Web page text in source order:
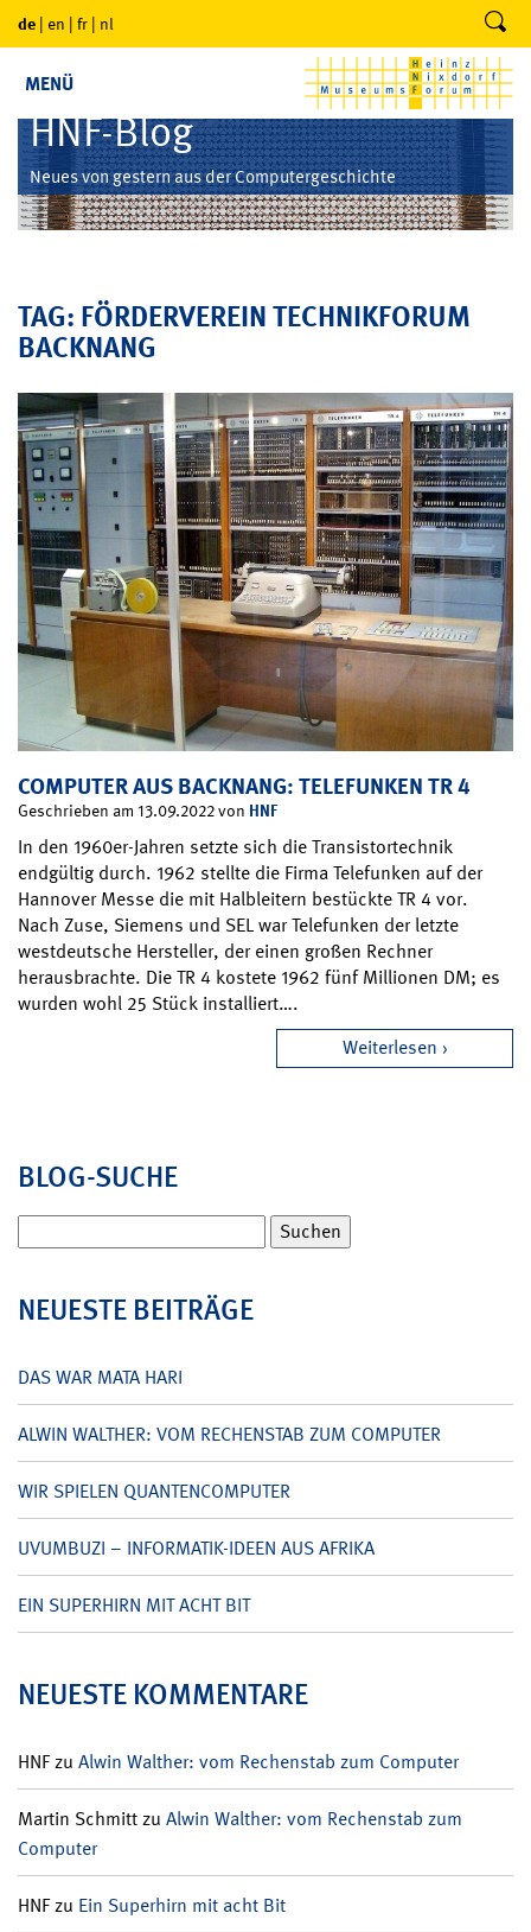
de | en | fr | nl
MENÜ
HNF-Blog
Neues von gestern aus der Computergeschichte
TAG: FÖRDERVEREIN TECHNIKFORUM
BACKNANG
COMPUTER AUS BACKNANG: TELEFUNKEN TR 4
Geschrieben am 13.09.2022 von HNF
In den 1960er-Jahren setzte sich die Transistortechnik
endgültig durch. 1962 stellte die Firma Telefunken auf der
Hannover Messe die mit Halbleitern bestückte TR 4 vor.
Nach Zuse, Siemens und SEL war Telefunken der letzte
westdeutsche Hersteller, der einen großen Rechner
herausbrachte. Die TR 4 kostete 1962 fünf Millionen DM; es
wurden wohl 25 Stück installiert….
Weiterlesen
BLOG-SUCHE
nach:
NEUESTE BEITRÄGE
DAS WAR MATA HARI
ALWIN WALTHER: VOM RECHENSTAB ZUM COMPUTER
WIR SPIELEN QUANTENCOMPUTER
UVUMBUZI – INFORMATIK-IDEEN AUS AFRIKA
EIN SUPERHIRN MIT ACHT BIT
NEUESTE KOMMENTARE
HNFzu Alwin Walther: vom Rechenstab zum Computer
Martin Schmittzu Alwin Walther: vom Rechenstab zum
Computer
HNFzu Ein Superhirn mit acht Bit